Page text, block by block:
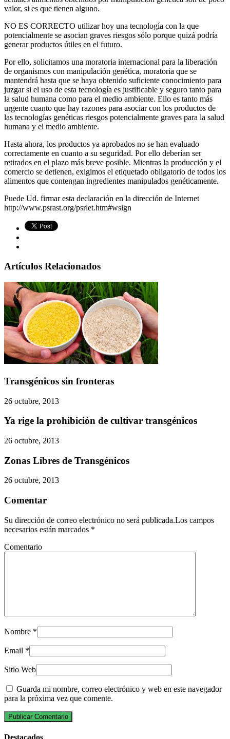
valor, si es que tienen alguno.
NO ES CORRECTO utilizar hoy una tecnología con la que
potencialmente se asocian graves riesgos sólo porque quizá podría
generar productos útiles en el futuro.
Por ello, solicitamos una moratoria internacional para la liberación
de organismos con manipulación genética, moratoria que se
mantendrá hasta que se haya obtenido suficiente conocimiento para
juzgar si el uso de esta tecnología es justificable y seguro tanto para
la salud humana como para el medio ambiente. Ello es tanto más
urgente cuanto que hay razones para asociar con los productos de
las tecnologías genéticas riesgos potencialmente graves para la salud
humana y el medio ambiente.
Hasta ahora, los productos ya aprobados no se han evaluado
correctamente en cuanto a su seguridad. Por ello deberían ser
retirados en el plazo más breve posible. Mientras la producción y el
comercio se detienen, exigimos el etiquetado obligatorio de todos los
alimentos que contengan ingredientes manipulados genéticamente.
Puede Ud. firmar esta declaración en la dirección de Internet
http://www.psrast.org/psrlet.htm#wsign
Artículos Relacionados
Transgénicos sin fronteras
26 octubre, 2013
Ya rige la prohibición de cultivar transgénicos
26 octubre, 2013
Zonas Libres de Transgénicos
26 octubre, 2013
Comentar
Su dirección de correo electrónico no será publicada.Los campos
necesarios están marcados *
Comentario
Nombre *
Email *
Sitio Web
Guarda mi nombre, correo electrónico y web en este navegador
para la próxima vez que comente.
Destacados